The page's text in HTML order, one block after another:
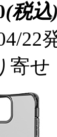
(税込)
22
寄せ